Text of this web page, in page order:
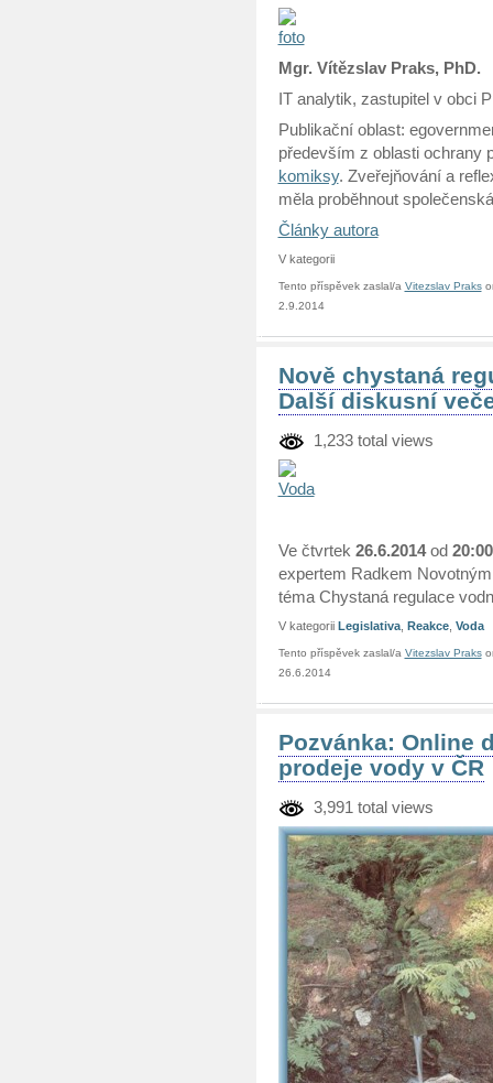
Mgr. Vítězslav Praks, PhD.
IT analytik, zastupitel v obci
Publikační oblast:
především z oblasti ochrany
komiksy. Zveřejňování a
měla proběhnout
Články autora
V kategorii
Tento příspěvek zaslal/a Vitezslav Praks
2.9.2014
Nově chystaná
Další diskusní
1,233 total views
Ve čtvrtek 26.6.2014od
expertem Radkem
téma Chystaná regulace
V kategorii Legislativa, Reakce, Voda
Tento příspěvek zaslal/a Vitezslav Praks
26.6.2014
Pozvánka: Online
prodeje vody v ČR
3,991 total views